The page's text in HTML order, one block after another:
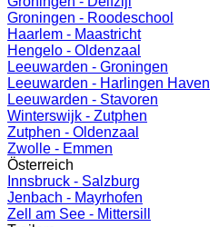
Groningen - Roodeschool
Haarlem - Maastricht
Hengelo - Oldenzaal
Leeuwarden - Groningen
Leeuwarden - Harlingen Haven
Leeuwarden - Stavoren
Winterswijk - Zutphen
Zutphen - Oldenzaal
Zwolle - Emmen
Österreich
Innsbruck - Salzburg
Jenbach - Mayrhofen
Zell am See - Mittersill